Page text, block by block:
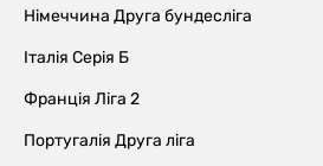
Німеччина Друга бундесліга
Італія Серія Б
Франція Ліга 2
Португалія Друга ліга